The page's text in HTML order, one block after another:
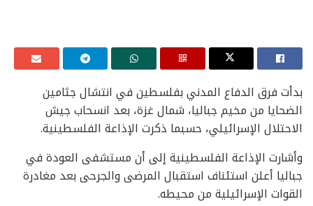
بدأت فرق الدفاع المدني بفلسطين في انتشال جثامين
الضحايا من مخيم جباليا، شمال غزة، بعد انسحاب جيش
الاحتلال الإسرائيلي، حسبما ذكرت الإذاعة الفلسطينية.
وأشارت الإذاعة الفلسطينية إلى أن مستشفى العودة في
جباليا أعلن استئناف استقبال المرضى والجرحى بعد مغادرة
القوات الإسرائيلية من محيطه.